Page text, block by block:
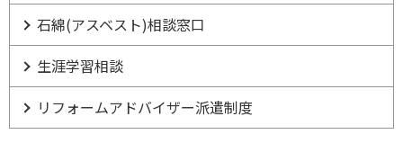
石綿(アスベスト)相談窓口
生涯学習相談
リフォームアドバイザー派遣制度